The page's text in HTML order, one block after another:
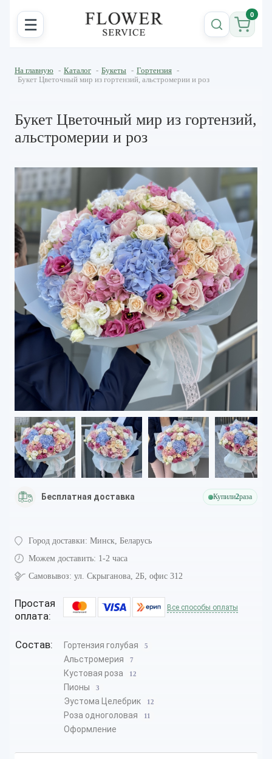
☰ 0
На главную - Каталог - Букеты - Гортензия -
Букет Цветочный мир из гортензий, альстромерии и роз
Букет Цветочный мир из гортензий,
альстромерии и роз
Бесплатная доставка Купили2раза
Город доставки: Минск, Беларусь
Можем доставить: 1-2 часа
Самовывоз: ул. Скрыганова, 2Б, офис 312
Простая
оплата:
Все способы оплаты
Состав: Гортензия голубая 5
Альстромерия 7
Кустовая роза 12
Пионы 3
Эустома Целебрик 12
Роза одноголовая 11
Оформление